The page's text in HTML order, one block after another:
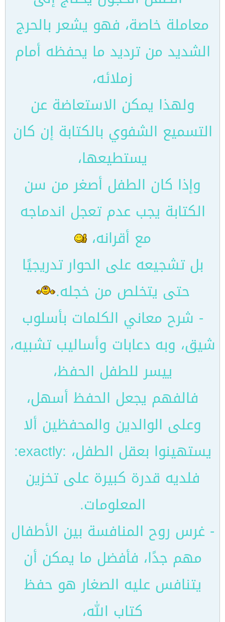
معاملة خاصة، فهو يشعر بالحرج
الشديد من ترديد ما يحفظه أمام
زملائه،
ولهذا يمكن الاستعاضة عن
التسميع الشفوي بالكتابة إن كان
يستطيعها،
وإذا كان الطفل أصغر من سن
الكتابة يجب عدم تعجل اندماجه
مع أقرانه،
بل تشجيعه على الحوار تدريجيًا
حتى يتخلص من خجله.
- شرح معاني الكلمات بأسلوب
شيق، وبه دعابات وأساليب تشبيه،
ييسر للطفل الحفظ،
فالفهم يجعل الحفظ أسهل،
وعلى الوالدين والمحفظين ألا
يستهينوا بعقل الطفل، :exactly:
فلديه قدرة كبيرة على تخزين
المعلومات.
- غرس روح المنافسة بين الأطفال
مهم جدًا، فأفضل ما يمكن أن
يتنافس عليه الصغار هو حفظ
كتاب الله،